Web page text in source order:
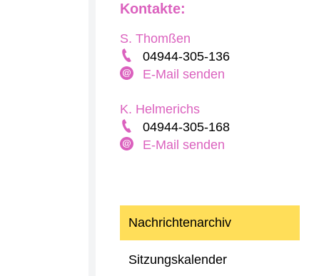
Nachrichtenarchiv
Sitzungskalender
Kontakte:
S. Thomßen
04944-305-136
E-Mail senden
K. Helmerichs
04944-305-168
E-Mail senden